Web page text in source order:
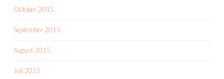
Oktober 2015
September 2015
August 2015
Juli 2015